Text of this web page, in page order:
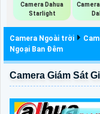
Camera Dahua
Starlight
Camera Ngoài trời
Ngoại Ban Đêm
Camera Giám Sát